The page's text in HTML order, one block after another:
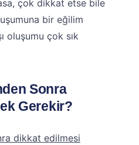
çok dikkat etse bile
bir eğilim
oluşumu çok sık
Sonra
Gerekir?
dikkat edilmesi